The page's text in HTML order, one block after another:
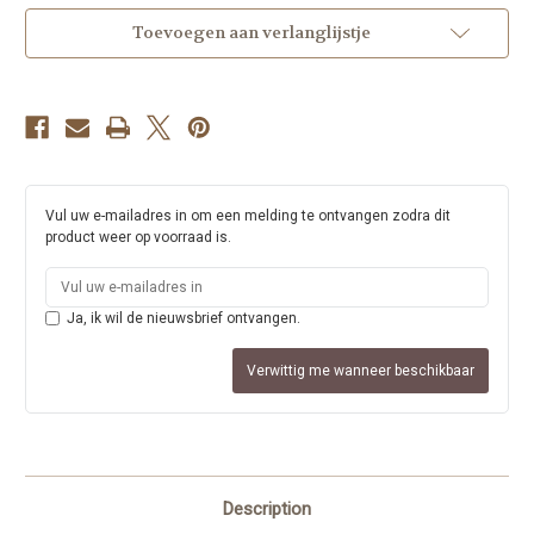
kanten
top
kanten
top
Toevoegen aan verlanglijstje
Vul uw e-mailadres in om een melding te ontvangen zodra dit
product weer op voorraad is.
Ja, ik wil de nieuwsbrief ontvangen.
Verwittig me wanneer beschikbaar
Description